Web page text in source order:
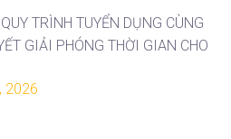
TRÌNH TUYỂN DỤNG CÙNG
GIẢI PHÓNG THỜI GIAN CHO
2026